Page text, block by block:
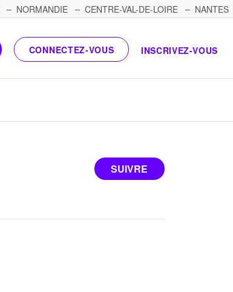
NORMANDIE CENTRE-VAL-DE-LOIRE
NANTES
CONNECTEZ-VOUS INSCRIVEZ-VOUS
SUIVRE